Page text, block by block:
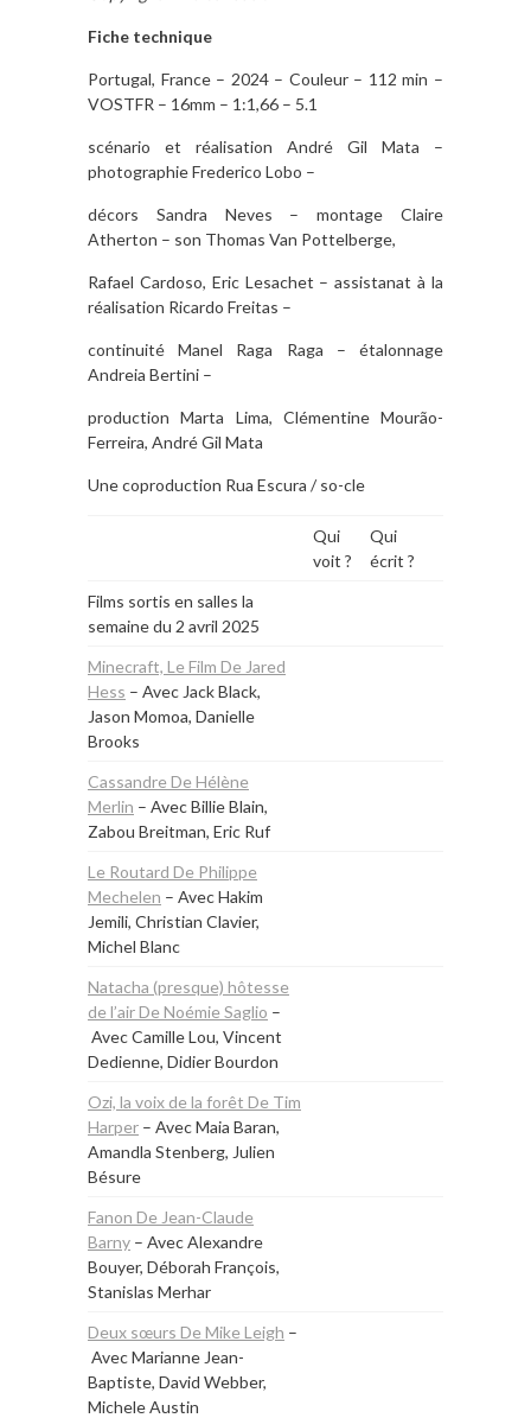
Fiche technique
Portugal, France – 2024 – Couleur – 112 min –
VOSTFR – 16mm – 1:1,66 – 5.1
scénario et réalisation André Gil Mata –
photographie Frederico Lobo –
décors Sandra Neves – montage Claire
Atherton – son Thomas Van Pottelberge,
Rafael Cardoso, Eric Lesachet – assistanat à la
réalisation Ricardo Freitas –
continuité Manel Raga Raga – étalonnage
Andreia Bertini –
production Marta Lima, Clémentine Mourão-
Ferreira, André Gil Mata
Une coproduction Rua Escura / so-cle
Qui
voit ?
Qui
écrit ?
Films sortis en salles la
semaine du 2 avril 2025
Minecraft, Le Film De Jared
Hess – Avec Jack Black,
Jason Momoa, Danielle
Brooks
Cassandre De Hélène
Merlin – Avec Billie Blain,
Zabou Breitman, Eric Ruf
Le Routard De Philippe
Mechelen – Avec Hakim
Jemili, Christian Clavier,
Michel Blanc
Natacha (presque) hôtesse
de l’air De Noémie Saglio –
Avec Camille Lou, Vincent
Dedienne, Didier Bourdon
Ozi, la voix de la forêt De Tim
Harper – Avec Maia Baran,
Amandla Stenberg, Julien
Bésure
Fanon De Jean-Claude
Barny – Avec Alexandre
Bouyer, Déborah François,
Stanislas Merhar
Deux sœurs De Mike Leigh –
Avec Marianne Jean-
Baptiste, David Webber,
Michele Austin